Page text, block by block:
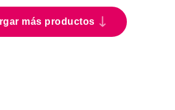
más productos